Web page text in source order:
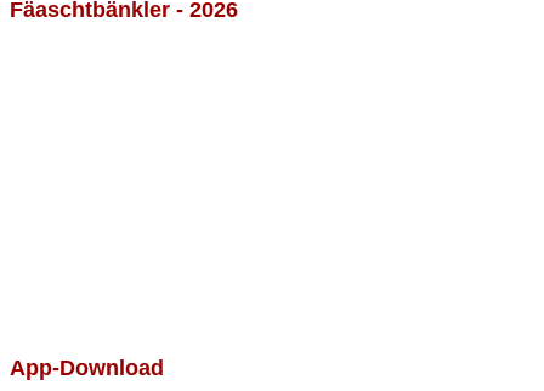
Fäaschtbänkler - 2026
App-Download